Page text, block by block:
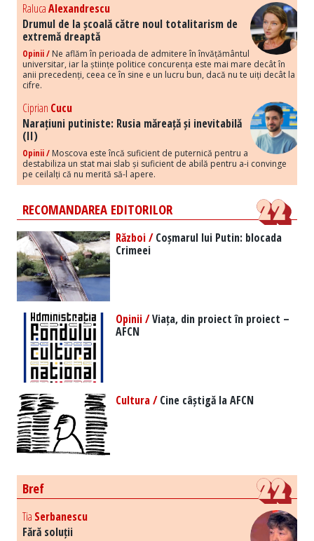
RalucaAlexandrescu
Drumul de la școală către noul totalitarism de
extremă dreaptă
Opinii / Ne aflăm în perioada de admitere în învățământul
universitar, iar la științe politice concurența este mai mare decât în
anii precedenți, ceea ce în sine e un lucru bun, dacă nu te uiți decât la
cifre.
Ciprian Cucu
Narațiuni putiniste: Rusia măreață și inevitabilă
(II)
Opinii / Moscova este încă suficient de puternică pentru a
destabiliza un stat mai slab și suficient de abilă pentru a-i convinge
pe ceilalți că nu merită să-l apere.
RECOMANDAREA EDITORILOR
Război /Coșmarul lui Putin: blocada
Crimeei
Opinii /Viața, din proiect în proiect –
AFCN
Cultura /Cine câștigă la AFCN
Bref
Tia Serbanescu
Fără soluții